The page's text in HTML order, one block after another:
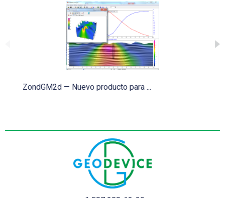
ZondGM2d — Nuevo producto para ...